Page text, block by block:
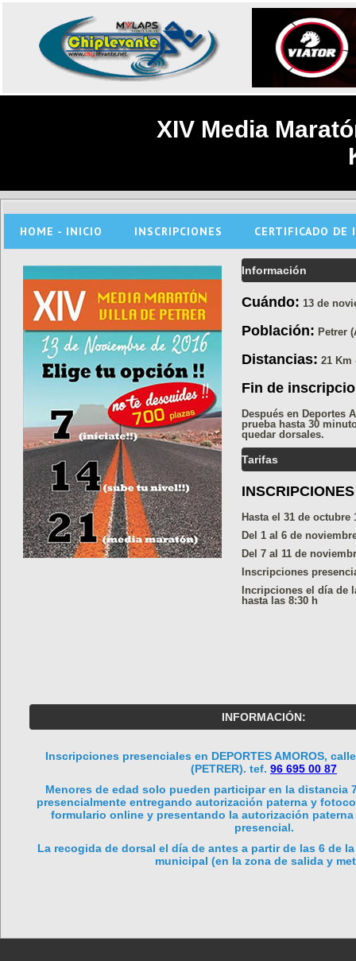
XIV Media
HOME - INICIO INSCRIPCIONES CERTIFICADO DE
Información
Cuándo: 13 de
Población: Petrer
Distancias: 21 Km
Fin de
Después en Deportes
prueba hasta 30
quedar dorsales.
Tarifas
INSCRIPCIONES
Hasta el 31 de octubre
Del 1 al 6 de
Del 7 al 11 de
Inscripciones
Incripciones el día de
hasta las 8:30 h
INFORMACIÓN:
Inscripciones presenciales en DEPORTES AMOROS, calle
(PETRER). tef. 96 695 00 87
Menores de edad solo pueden participar en la distancia
presencialmente entregando autorización paterna y
formulario online y presentando la autorización
presencial.
La recogida de dorsal el día de antes a partir de las 6 de
municipal (en la zona de salida y